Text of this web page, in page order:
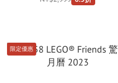
限定優惠